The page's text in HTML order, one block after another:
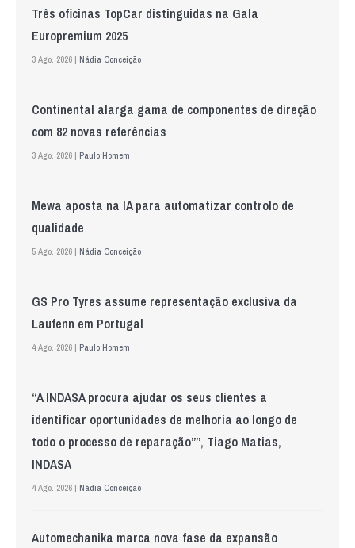
Três oficinas TopCar distinguidas na Gala
Europremium 2025
3 Ago. 2026 | Nádia Conceição
Continental alarga gama de componentes de direção
com 82 novas referências
3 Ago. 2026 | Paulo Homem
Mewa aposta na IA para automatizar controlo de
qualidade
5 Ago. 2026 | Nádia Conceição
GS Pro Tyres assume representação exclusiva da
Laufenn em Portugal
4 Ago. 2026 | Paulo Homem
“A INDASA procura ajudar os seus clientes a
identificar oportunidades de melhoria ao longo de
todo o processo de reparação””, Tiago Matias,
INDASA
4 Ago. 2026 | Nádia Conceição
Automechanika marca nova fase da expansão